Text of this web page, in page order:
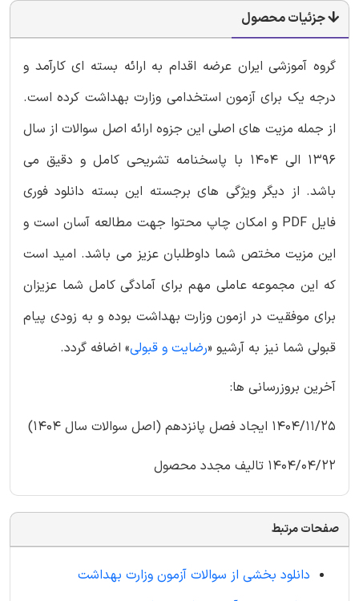
جزئیات محصول
گروه آموزشی ایران عرضه اقدام به ارائه بسته ای کارآمد و
درجه یک برای آزمون استخدامی وزارت بهداشت کرده است.
از جمله مزیت های اصلی این جزوه ارائه اصل سوالات از سال
1396 الی 1404 با پاسخنامه تشریحی کامل و دقیق می
باشد. از دیگر ویژگی های برجسته این بسته دانلود فوری
فایل PDF و امکان چاپ محتوا جهت مطالعه آسان است و
این مزیت مختص شما داوطلبان عزیز می باشد. امید است
که این مجموعه عاملی مهم برای آمادگی کامل شما عزیزان
برای موفقیت در ازمون وزارت بهداشت بوده و به زودی پیام
قبولی شما نیز به آرشیو «رضایت و قبولی» اضافه گردد.
آخرین بروزرسانی ها:
1404/11/25 ایجاد فصل پانزدهم (اصل سوالات سال 1404)
1404/04/22 تالیف مجدد محصول
صفحات مرتبط
دانلود بخشی از سوالات آزمون وزارت بهداشت